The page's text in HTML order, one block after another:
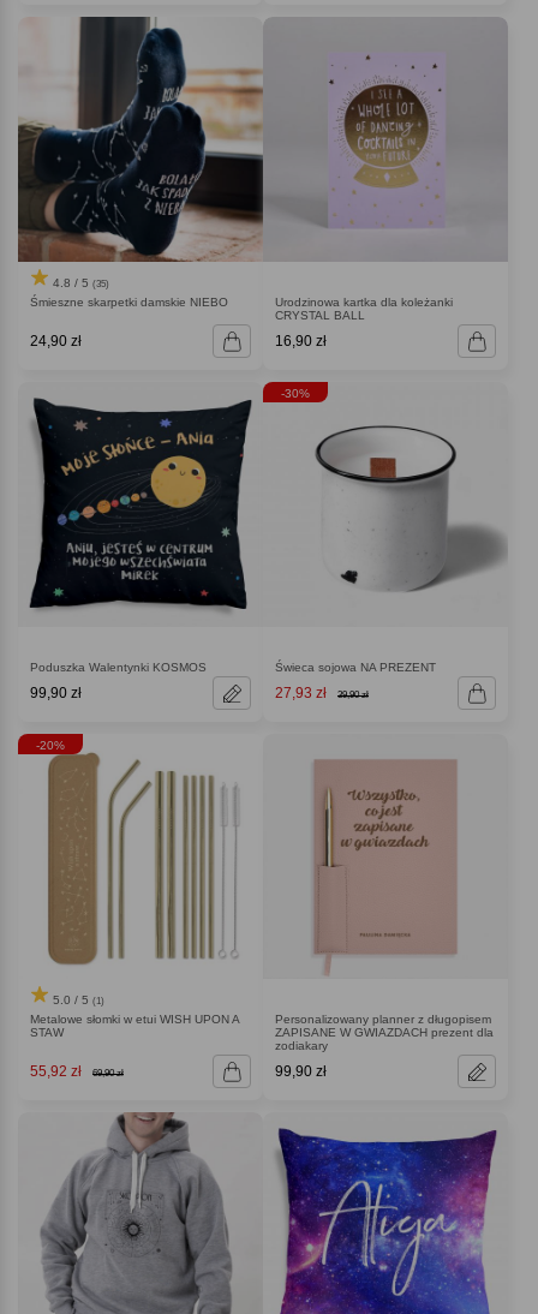
4.8 / 5 (35)
Śmieszne skarpetki damskie NIEBO
24,90 zł
Urodzinowa kartka dla koleżanki
CRYSTAL BALL
16,90 zł
Poduszka Walentynki KOSMOS
99,90 zł
-30%
Świeca sojowa NA PREZENT
27,93 zł 39,90 zł
-20%
5.0 / 5 (1)
Metalowe słomki w etui WISH UPON A
STAW
55,92 zł 69,90 zł
Personalizowany planner z długopisem
ZAPISANE W GWIAZDACH prezent dla
zodiakary
99,90 zł